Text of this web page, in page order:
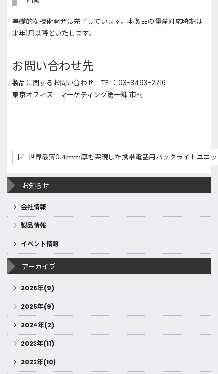
基礎的な技術開発は完了しています。本製品の量産対応時期は
来年1月以降といたします。
お問い合わせ先
製品に関するお問い合わせ TEL：03-3493-2716
東京オフィス マーケティング第一課 市村
世界最薄0.4mm厚を実現した携帯電話用バックライトユニ
お知らせ
会社情報
製品情報
イベント情報
アーカイブ
2026年(9)
2025年(9)
2024年(2)
2023年(11)
2022年(10)